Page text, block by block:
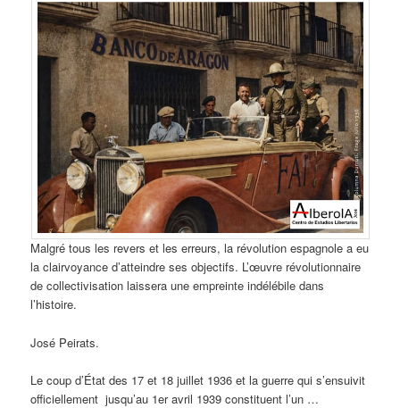
Malgré tous les revers et les erreurs, la révolution espagnole a eu
la clairvoyance d’atteindre ses objectifs. L’œuvre révolutionnaire
de collectivisation laissera une empreinte indélébile dans
l’histoire.
José Peirats.
Le coup d’État des 17 et 18 juillet 1936 et la guerre qui s’ensuivit
officiellement jusqu’au 1er avril 1939 constituent l’un …